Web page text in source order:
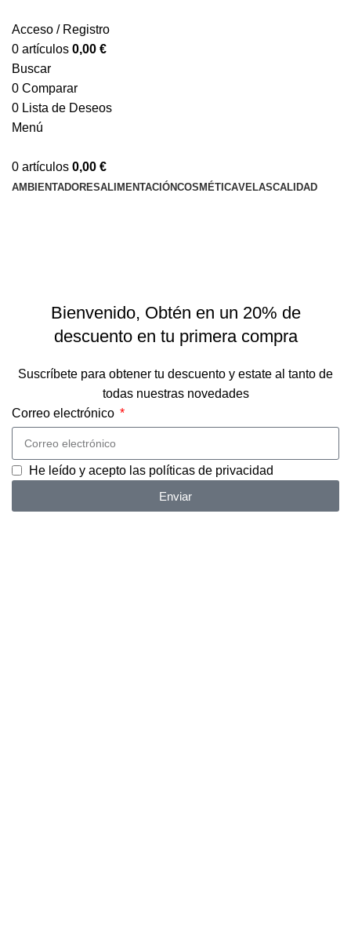
Acceso / Registro
0 artículos 0,00 €
Buscar
0 Comparar
0 Lista de Deseos
Menú
0 artículos 0,00 €
AMBIENTADORESALIMENTACIÓNCOSMÉTICAVELASCALIDAD
Bienvenido, Obtén en un 20% de
descuento en tu primera compra
Suscríbete para obtener tu descuento y estate al tanto de
todas nuestras novedades
Correo electrónico
He leído y acepto las políticas de privacidad
Enviar